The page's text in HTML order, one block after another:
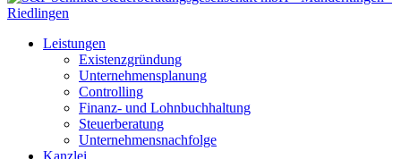
Search
Menu
Leistungen
Existenzgründung
Unternehmensplanung
Controlling
Finanz- und Lohnbuchhaltung
Steuerberatung
Unternehmensnachfolge
Kanzlei